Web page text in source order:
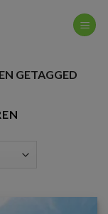
GETAGGED